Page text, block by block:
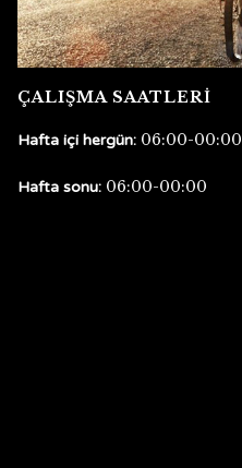
ÇALIŞMA SAATLERİ
Hafta içi hergün: 06:00-00:00
Hafta sonu: 06:00-00:00